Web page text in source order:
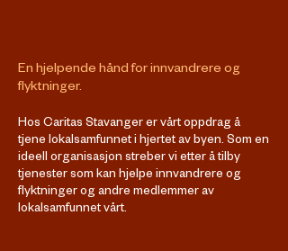
En hjelpende hånd for innvandrere og
flyktninger.
Hos Caritas Stavanger er vårt oppdrag å
tjene lokalsamfunnet i hjertet av byen. Som en
ideell organisasjon streber vi etter å tilby
tjenester som kan hjelpe innvandrere og
flyktninger og andre medlemmer av
lokalsamfunnet vårt.